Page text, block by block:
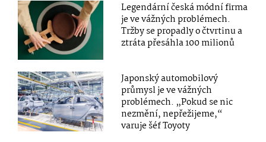
Legendární česká módní firma
je ve vážných problémech.
Tržby se propadly o čtvrtinu a
ztráta přesáhla 100 milionů
Japonský automobilový
průmysl je ve vážných
problémech. „Pokud se nic
nezmění, nepřežijeme,“
varuje šéf Toyoty